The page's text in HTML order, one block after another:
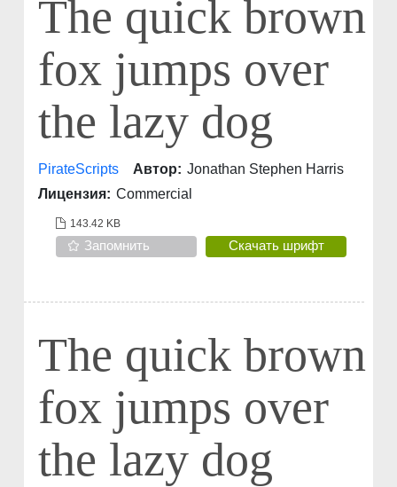
The quick brown
fox jumps over
the lazy dog
PirateScripts Автор: Jonathan Stephen Harris
Лицензия: Commercial
143.42 KB
Запомнить Скачать шрифт
The quick brown
fox jumps over
the lazy dog